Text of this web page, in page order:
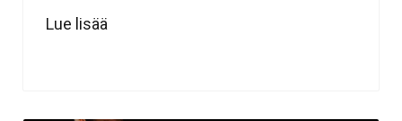
Lue lisää